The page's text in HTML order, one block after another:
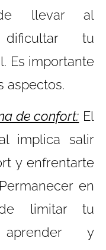
llevar al
tu
Es importante
aspectos.
de confort: El
implica salir
y enfrentarte
en
limitar tu
y